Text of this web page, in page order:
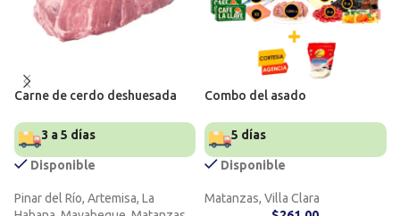
Carne de cerdo deshuesada
3 a 5 días
Disponible
Pinar del Río, Artemisa, La
Combo del asado
5 días
Disponible
Matanzas, Villa Clara